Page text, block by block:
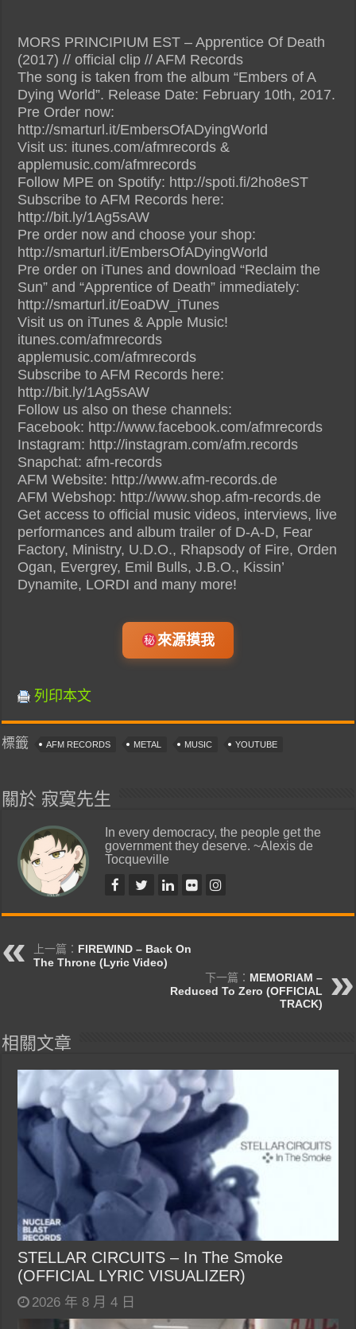
MORS PRINCIPIUM EST – Apprentice Of Death
(2017) // official clip // AFM Records
The song is taken from the album “Embers of A
Dying World”. Release Date: February 10th, 2017.
Pre Order now:
http://smarturl.it/EmbersOfADyingWorld
Visit us: itunes.com/afmrecords &
applemusic.com/afmrecords
Follow MPE on Spotify: http://spoti.fi/2ho8eST
Subscribe to AFM Records here:
http://bit.ly/1Ag5sAW
Pre order now and choose your shop:
http://smarturl.it/EmbersOfADyingWorld
Pre order on iTunes and download “Reclaim the
Sun” and “Apprentice of Death” immediately:
http://smarturl.it/EoaDW_iTunes
Visit us on iTunes & Apple Music!
itunes.com/afmrecords
applemusic.com/afmrecords
Subscribe to AFM Records here:
http://bit.ly/1Ag5sAW
Follow us also on these channels:
Facebook: http://www.facebook.com/afmrecords
Instagram: http://instagram.com/afm.records
Snapchat: afm-records
AFM Website: http://www.afm-records.de
AFM Webshop: http://www.shop.afm-records.de
Get access to official music videos, interviews, live
performances and album trailer of D-A-D, Fear
Factory, Ministry, U.D.O., Rhapsody of Fire, Orden
Ogan, Evergrey, Emil Bulls, J.B.O., Kissin’
Dynamite, LORDI and many more!
來源摸我
列印本文
標籤 AFM RECORDS METAL MUSIC YOUTUBE
關於 寂寞先生
In every democracy, the people get the
government they deserve. ~Alexis de
Tocqueville
上一篇： FIREWIND – Back On
The Throne (Lyric Video)
下一篇： MEMORIAM –
Reduced To Zero (OFFICIAL
TRACK)
相關文章
STELLAR CIRCUITS – In The Smoke
(OFFICIAL LYRIC VISUALIZER)
2026 年 8 月 4 日